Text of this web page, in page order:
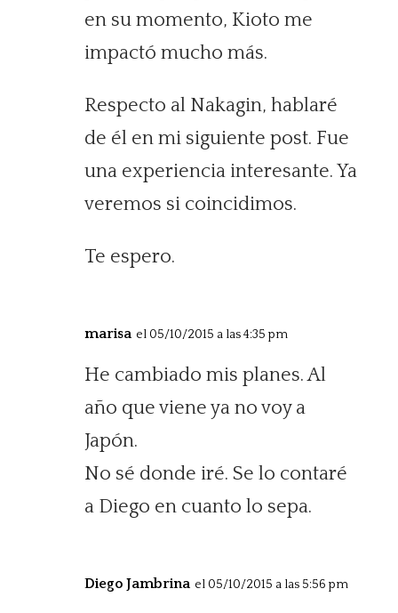
en su momento, Kioto me
impactó mucho más.
Respecto al Nakagin, hablaré
de él en mi siguiente post. Fue
una experiencia interesante. Ya
veremos si coincidimos.
Te espero.
marisa el 05/10/2015 a las 4:35 pm
He cambiado mis planes. Al
año que viene ya no voy a
Japón.
No sé donde iré. Se lo contaré
a Diego en cuanto lo sepa.
Diego Jambrina el 05/10/2015 a las 5:56 pm